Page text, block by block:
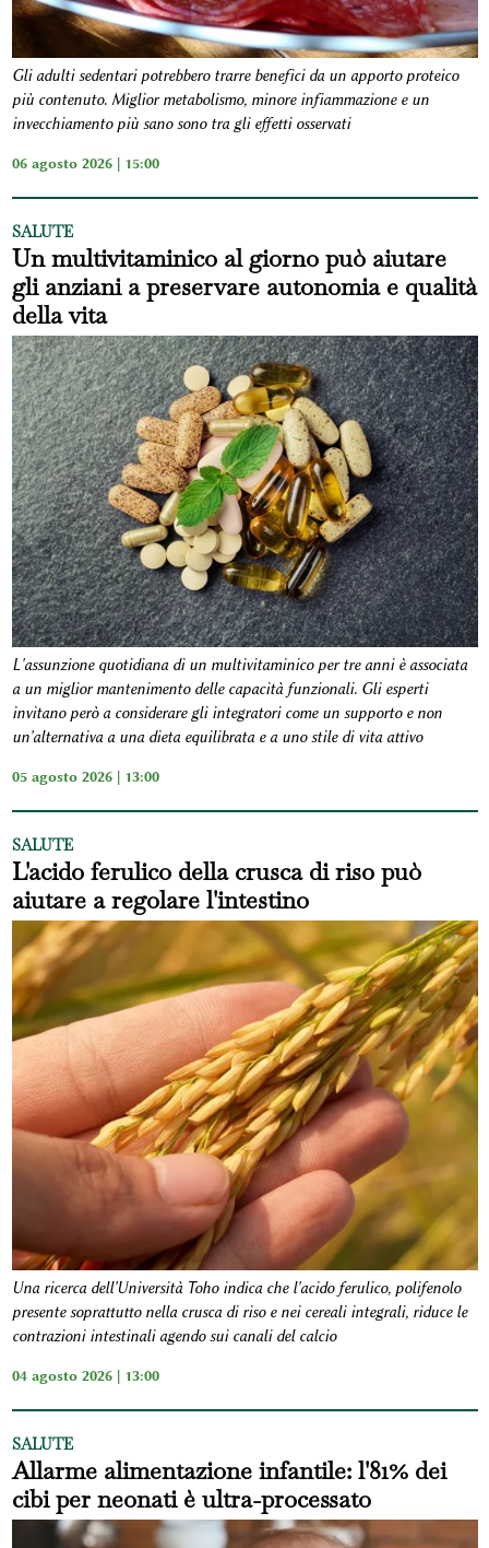
Gli adulti sedentari potrebbero trarre benefici da un apporto proteico
più contenuto. Miglior metabolismo, minore infiammazione e un
invecchiamento più sano sono tra gli effetti osservati
06 agosto 2026 | 15:00
SALUTE
Un multivitaminico al giorno può aiutare
gli anziani a preservare autonomia e qualità
della vita
L'assunzione quotidiana di un multivitaminico per tre anni è associata
a un miglior mantenimento delle capacità funzionali. Gli esperti
invitano però a considerare gli integratori come un supporto e non
un'alternativa a una dieta equilibrata e a uno stile di vita attivo
05 agosto 2026 | 13:00
SALUTE
L'acido ferulico della crusca di riso può
aiutare a regolare l'intestino
Una ricerca dell'Università Toho indica che l'acido ferulico, polifenolo
presente soprattutto nella crusca di riso e nei cereali integrali, riduce le
contrazioni intestinali agendo sui canali del calcio
04 agosto 2026 | 13:00
SALUTE
Allarme alimentazione infantile: l'81% dei
cibi per neonati è ultra-processato